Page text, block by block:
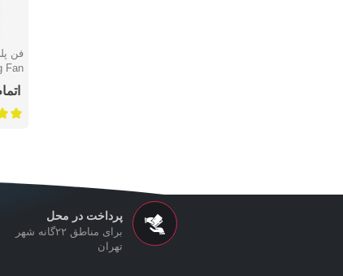
Fan
پرداخت در محل
برای مناطق ۲۲گانه شهر
تهران